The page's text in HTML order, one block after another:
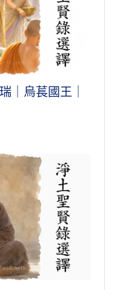
｜烏萇國王｜